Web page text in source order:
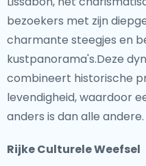
bezoekers met zijn
charmante steegjes en
kustpanorama's.Deze
combineert historische
levendigheid, waardoor
anders is dan alle andere.
Rijke Culturele Weefsel